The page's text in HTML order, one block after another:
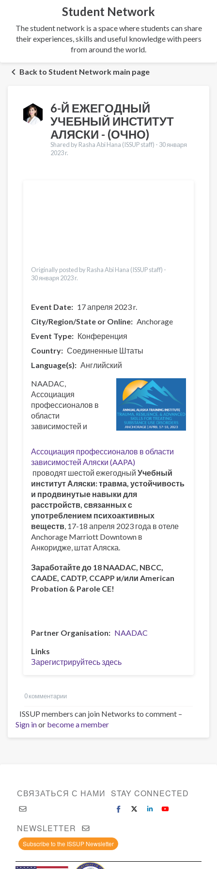
Student Network
The student network is a space where students can share
their experiences, skills and useful knowledge with peers
from around the world.
Back to Student Network main page
6-Й ЕЖЕГОДНЫЙ
УЧЕБНЫЙ ИНСТИТУТ
АЛЯСКИ - (ОЧНО)
Shared by Rasha Abi Hana (ISSUP staff) - 30 января
2023 r.
Originally posted by Rasha Abi Hana (ISSUP staff) -
30 января 2023 r.
Event Date
17 апреля 2023 r.
City/Region/State or Online
Anchorage
Event Type
Конференция
Country
Соединенные Штаты
Language(s)
Английский
NAADAC,
Ассоциация
профессионалов в
области
зависимостей и
Ассоциация профессионалов в области
зависимостей Аляски (AAPA)
проводят шестой ежегодный Учебный
институт Аляски: травма, устойчивость
и продвинутые навыки для
расстройств, связанных с
употреблением психоактивных
веществ, 17-18 апреля 2023 года в отеле
Anchorage Marriott Downtown в
Анкоридже, штат Аляска.
Заработайте до 18 NAADAC, NBCC,
CAADE, CADTP, CCAPP и/или American
Probation & Parole CE!
Partner Organisation
NAADAC
Links
Зарегистрируйтесь здесь
0 комментарии
ISSUP members can join Networks to comment –
Sign inor become a member
СВЯЗАТЬСЯ С НАМИ STAY CONNECTED
NEWSLETTER
Subscribe to the ISSUP Newsletter